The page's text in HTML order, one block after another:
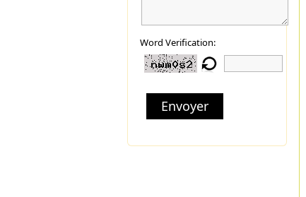
Word Verification:
Envoyer